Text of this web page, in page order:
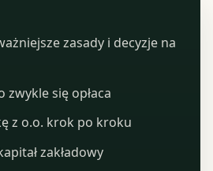
zasady i decyzje na
zwykle się opłaca
z o.o. krok po kroku
zakładowy